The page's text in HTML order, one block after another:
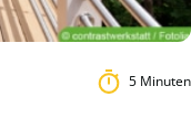
5 Minuten